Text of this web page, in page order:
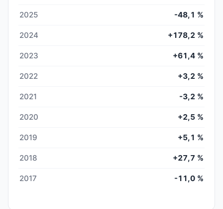
2025 -48,1 %
2024 +178,2 %
2023 +61,4 %
2022 +3,2 %
2021 -3,2 %
2020 +2,5 %
2019 +5,1 %
2018 +27,7 %
2017 -11,0 %